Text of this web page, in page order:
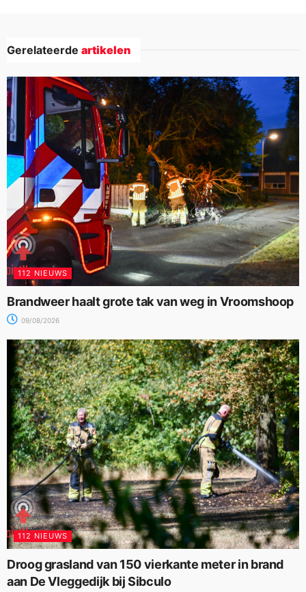
Gerelateerde artikelen
112 NIEUWS
Brandweer haalt grote tak van weg in Vroomshoop
09/08/2026
112 NIEUWS
Droog grasland van 150 vierkante meter in brand
aan De Vleggedijk bij Sibculo